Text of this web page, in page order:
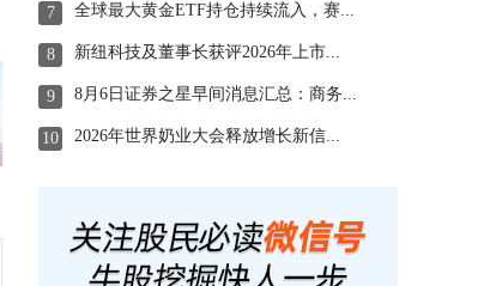
7 全球最大黄金ETF持仓持续流入，赛...
8 新纽科技及董事长获评2026年上市...
9 8月6日证券之星早间消息汇总：商务...
10 2026年世界奶业大会释放增长新信...